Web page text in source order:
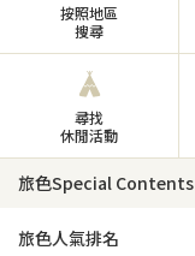
按照地區
搜尋
尋找
休閒活動
旅色Special Contents
旅色人氣排名